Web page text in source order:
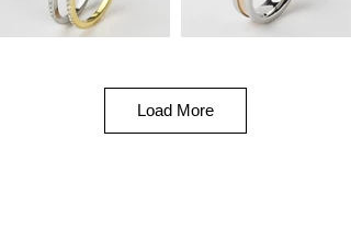
Load More